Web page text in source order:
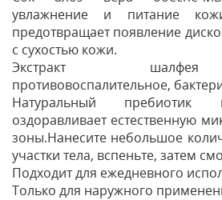
увлажнение и питание
предотвращает появление
с сухостью кожи.
Экстракт шалфея
противовоспалительное,
Натуральный пребиотик
оздоравливает естественную
зоны.Нанесите небольшое
участки тела, вспеньте, затем
Подходит для ежедневного
Только для наружного